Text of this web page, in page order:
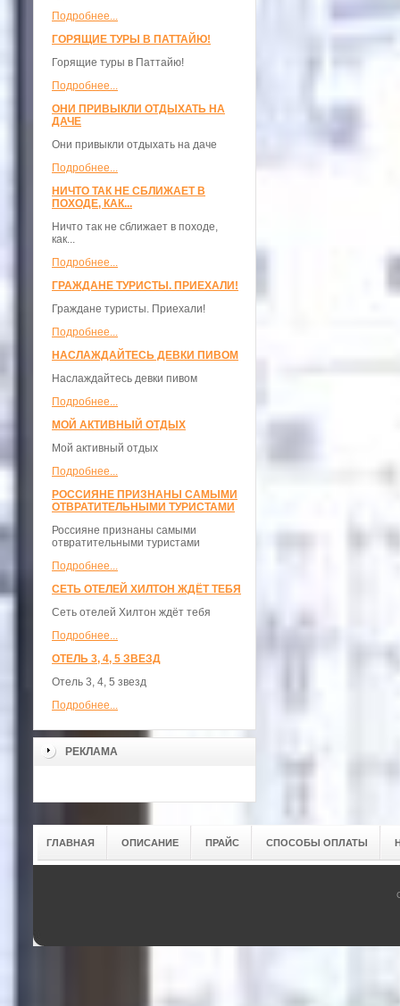
Подробнее...
ГОРЯЩИЕ ТУРЫ В ПАТТАЙЮ!
Горящие туры в Паттайю!
Подробнее...
ОНИ ПРИВЫКЛИ ОТДЫХАТЬ НА
ДАЧЕ
Они привыкли отдыхать на даче
Подробнее...
НИЧТО ТАК НЕ СБЛИЖАЕТ В
ПОХОДЕ, КАК...
Ничто так не сближает в походе,
как...
Подробнее...
ГРАЖДАНЕ ТУРИСТЫ. ПРИЕХАЛИ!
Граждане туристы. Приехали!
Подробнее...
НАСЛАЖДАЙТЕСЬ ДЕВКИ ПИВОМ
Наслаждайтесь девки пивом
Подробнее...
МОЙ АКТИВНЫЙ ОТДЫХ
Мой активный отдых
Подробнее...
РОССИЯНЕ ПРИЗНАНЫ САМЫМИ
ОТВРАТИТЕЛЬНЫМИ ТУРИСТАМИ
Россияне признаны самыми
отвратительными туристами
Подробнее...
СЕТЬ ОТЕЛЕЙ ХИЛТОН ЖДЁТ ТЕБЯ
Сеть отелей Хилтон ждёт тебя
Подробнее...
ОТЕЛЬ 3, 4, 5 ЗВЕЗД
Отель 3, 4, 5 звезд
Подробнее...
РЕКЛАМА
ГЛАВНАЯ ОПИСАНИЕ ПРАЙС СПОСОБЫ ОПЛАТЫ